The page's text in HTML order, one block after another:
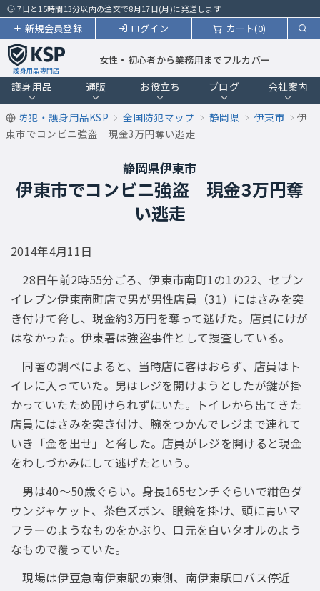
7日と15時間13分以内の注文で8月17日(月)に発送します
カート(0)
ログイン
新規会員登録
護身用品専門店
女性・初心者から業務用までフルカバー
護身用品 通販 お役立ち ブログ 会社案内
防犯・護身用品KSP 全国防犯マップ 静岡県 伊東市
伊
東市でコンビニ強盗 現金3万円奪い逃走
静岡県伊東市
伊東市でコンビニ強盗 現金3万円奪
い逃走
2014年4月11日
28日午前2時55分ごろ、伊東市南町1の1の22、セブン
イレブン伊東南町店で男が男性店員（31）にはさみを突
き付けて脅し、現金約3万円を奪って逃げた。店員にけが
はなかった。伊東署は強盗事件として捜査している。
同署の調べによると、当時店に客はおらず、店員はト
イレに入っていた。男はレジを開けようとしたが鍵が掛
かっていたため開けられずにいた。トイレから出てきた
店員にはさみを突き付け、腕をつかんでレジまで連れて
いき「金を出せ」と脅した。店員がレジを開けると現金
をわしづかみにして逃げたという。
男は40〜50歳ぐらい。身長165センチぐらいで紺色ダ
ウンジャケット、茶色ズボン、眼鏡を掛け、頭に青いマ
フラーのようなものをかぶり、口元を白いタオルのよう
なもので覆っていた。
現場は伊豆急南伊東駅の東側、南伊東駅口バス停近